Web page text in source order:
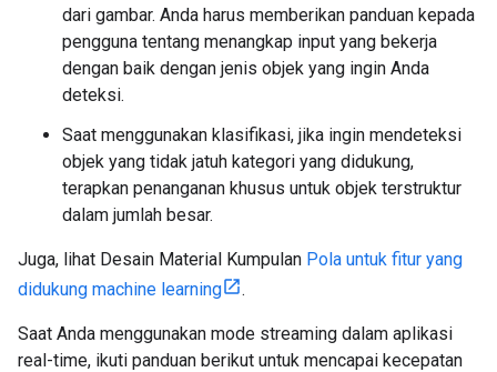
dari gambar. Anda harus memberikan panduan kepada
pengguna tentang menangkap input yang bekerja
dengan baik dengan jenis objek yang ingin Anda
deteksi.
Saat menggunakan klasifikasi, jika ingin mendeteksi
objek yang tidak jatuh kategori yang didukung,
terapkan penanganan khusus untuk objek terstruktur
dalam jumlah besar.
Juga, lihat Desain Material Kumpulan Pola untuk fitur yang
didukung machine learning
.
Saat Anda menggunakan mode streaming dalam aplikasi
real-time, ikuti panduan berikut untuk mencapai kecepatan